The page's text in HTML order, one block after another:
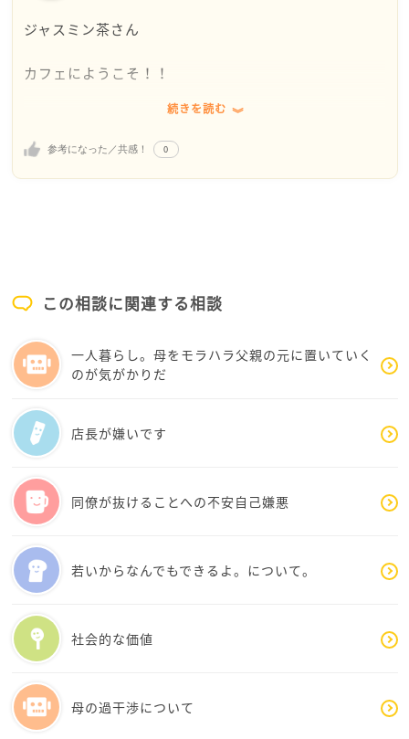
あなたは「できていない人」ではなく、「できるよう
より信頼に値するものです。
どうか、自分の価値を見失わずにいてくださいね。
ジャスミン茶さんの頑張りは、きっと誰かがちゃんと
とに集中してみてください。それができないから、の
分の信念は曲げない、そうして頑張っている人の姿
て、必ず評価してくれます。大事なのは続けることで
す。会社の経営者や現場責任者などには「結果責任」
が課せられますが、一般社員やスタッフに課せられる
のは「業務遂行責任」です。指示された仕事を遂行す
付き合いしています。「出来の悪い」部下がいたとし
ましょう。それは「出来が悪い」のでは無く、「自分
(上司)の理想の範囲内にいない」部下です。結局上司も
人間ですし本当に色んな性格の責任者さんがいらっし
ゃいますので、はっきり言って下の人たちは大変だろ
や先輩を育ててあげてるんですよ！どんなに歳を取っ
ても日々勉強です。部下から学ぶ姿勢が必要です。ご
のせいにしていませんよね。自分の「未熟さ」につい
ても言及しています。でも人間みんな未熟ですから安
に引っ張られず、自分の「在り方」をしっかり貫ける
素敵な大人になってください。応援しています。
ジャスミン茶さん
カフェにようこそ！！
こんなことを言うのも何ですが、５０代の私も同じよ
うなことがよくあるので（期間付き雇用のための転職
を繰り返し・・）先のメンターの方の回答が心に響き
ました。
ところまでやろう、
進化していけばいいや・・・
また、なんとなく、周りに期待していないかも（例え
ば職場のフォローなど）
と言われたものですが、
現在は「ありえる・・・」「昭和時代の仕事はイマイ
いう話を聞きます。
一緒に考えていきましょ！！
仙人見習より
続きを読む
参考になった／共感！ 0
この相談に関連する相談
一人暮らし。母をモラハラ父親の元に置いていく
のが気がかりだ
店長が嫌いです
同僚が抜けることへの不安自己嫌悪
若いからなんでもできるよ。について。
社会的な価値
母の過干渉について